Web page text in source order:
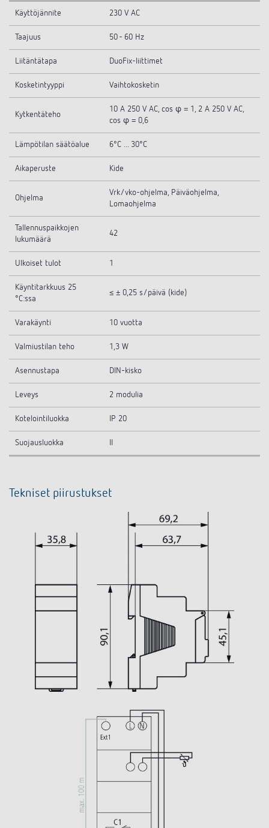
Käyttöjännite 230 V AC
Taajuus 50 - 60 Hz
Liitäntätapa DuoFix-liittimet
Kosketintyyppi Vaihtokosketin
Kytkentäteho
10 A 250 V AC, cos φ = 1, 2 A 250 V AC,
cos φ = 0,6
Lämpötilan säätöalue 6°C ... 30°C
Aikaperuste Kide
Ohjelma
Vrk/vko-ohjelma, Päiväohjelma,
Lomaohjelma
Tallennuspaikkojen
lukumäärä
42
Ulkoiset tulot 1
Käyntitarkkuus 25
°C:ssa
≤ ± 0,25 s/päivä (kide)
Varakäynti 10 vuotta
Valmiustilan teho 1,3 W
Asennustapa DIN-kisko
Leveys 2 modulia
Kotelointiluokka IP 20
Suojausluokka
Tekniset piirustukset